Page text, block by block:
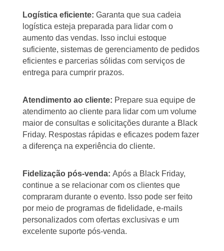
Logística eficiente: Garanta que sua cadeia
logística esteja preparada para lidar com o
aumento das vendas. Isso inclui estoque
suficiente, sistemas de gerenciamento de pedidos
eficientes e parcerias sólidas com serviços de
entrega para cumprir prazos.
Atendimento ao cliente: Prepare sua equipe de
atendimento ao cliente para lidar com um volume
maior de consultas e solicitações durante a Black
Friday. Respostas rápidas e eficazes podem fazer
a diferença na experiência do cliente.
Fidelização pós-venda: Após a Black Friday,
continue a se relacionar com os clientes que
compraram durante o evento. Isso pode ser feito
por meio de programas de fidelidade, e-mails
personalizados com ofertas exclusivas e um
excelente suporte pós-venda.